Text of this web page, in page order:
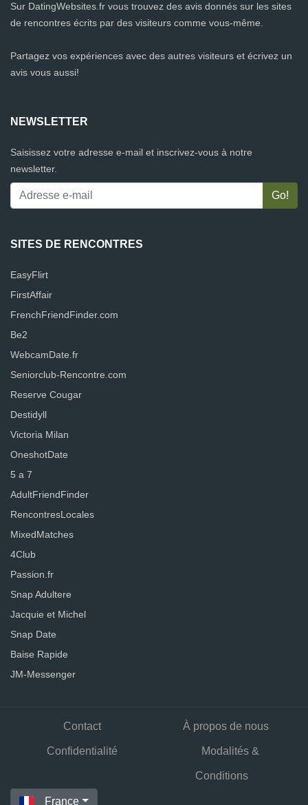
Sur DatingWebsites.fr vous trouvez des avis donnés sur les sites
de rencontres écrits par des visiteurs comme vous-même.
Partagez vos expériences avec des autres visiteurs et écrivez un
avis vous aussi!
NEWSLETTER
Saisissez votre adresse e-mail et inscrivez-vous à notre
newsletter.
SITES DE RENCONTRES
EasyFlirt
FirstAffair
FrenchFriendFinder.com
Be2
WebcamDate.fr
Seniorclub-Rencontre.com
Reserve Cougar
Destidyll
Victoria Milan
OneshotDate
5 a 7
AdultFriendFinder
RencontresLocales
MixedMatches
4Club
Passion.fr
Snap Adultere
Jacquie et Michel
Snap Date
Baise Rapide
JM-Messenger
Contact À propos de nous
Confidentialité Modalités &
Conditions
France